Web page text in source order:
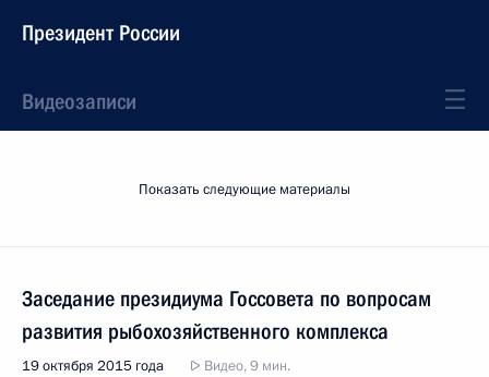
Президент России
Видеозаписи
Показать следующие материалы
Заседание президиума Госсовета по вопросам
развития рыбохозяйственного комплекса
19 октября 2015 года Видео, 9 мин.